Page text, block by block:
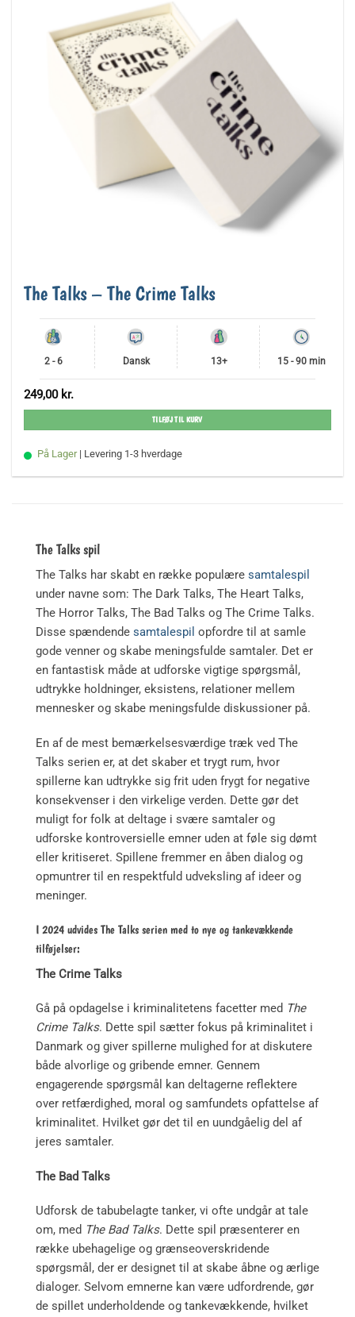
The Talks – The Crime Talks
2 - 6 Dansk 13+ 15 - 90 min
249,00 kr.
TILFØJ TIL KURV
På Lager | Levering 1-3 hverdage
The Talks spil
The Talks har skabt en række populære samtalespil
under navne som: The Dark Talks, The Heart Talks,
The Horror Talks, The Bad Talks og The Crime Talks.
Disse spændende samtalespil opfordre til at samle
gode venner og skabe meningsfulde samtaler. Det er
en fantastisk måde at udforske vigtige spørgsmål,
udtrykke holdninger, eksistens, relationer mellem
mennesker og skabe meningsfulde diskussioner på.
En af de mest bemærkelsesværdige træk ved The
Talks serien er, at det skaber et trygt rum, hvor
spillerne kan udtrykke sig frit uden frygt for negative
konsekvenser i den virkelige verden. Dette gør det
muligt for folk at deltage i svære samtaler og
udforske kontroversielle emner uden at føle sig dømt
eller kritiseret. Spillene fremmer en åben dialog og
opmuntrer til en respektfuld udveksling af ideer og
meninger.
I 2024 udvides The Talks serien med to nye og tankevækkende
tilføjelser:
The Crime Talks
Gå på opdagelse i kriminalitetens facetter med The
Crime Talks. Dette spil sætter fokus på kriminalitet i
Danmark og giver spillerne mulighed for at diskutere
både alvorlige og gribende emner. Gennem
engagerende spørgsmål kan deltagerne reflektere
over retfærdighed, moral og samfundets opfattelse af
kriminalitet. Hvilket gør det til en uundgåelig del af
jeres samtaler.
The Bad Talks
Udforsk de tabubelagte tanker, vi ofte undgår at tale
om, med The Bad Talks. Dette spil præsenterer en
række ubehagelige og grænseoverskridende
spørgsmål, der er designet til at skabe åbne og ærlige
dialoger. Selvom emnerne kan være udfordrende, gør
de spillet underholdende og tankevækkende, hvilket